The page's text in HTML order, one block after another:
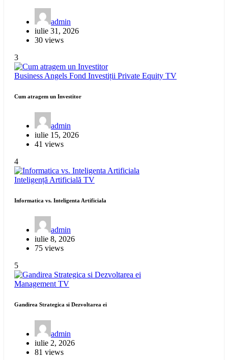
admin
iulie 31, 2026
30 views
3
Business Angels Fond Investiții Private Equity TV
Cum atragem un Investitor
admin
iulie 15, 2026
41 views
4
Inteligență Artificială TV
Informatica vs. Inteligenta Artificiala
admin
iulie 8, 2026
75 views
5
Management TV
Gandirea Strategica si Dezvoltarea ei
admin
iulie 2, 2026
81 views